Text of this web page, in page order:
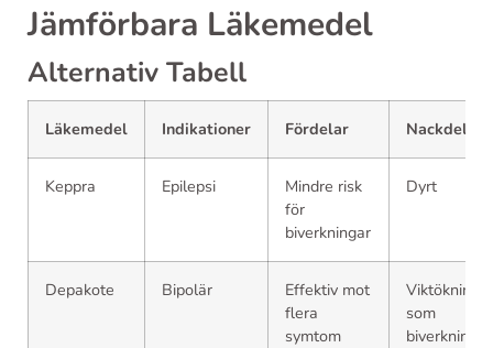
Jämförbara Läkemedel
Alternativ Tabell
Läkemedel Indikationer Fördelar Nackdelar
Keppra Epilepsi
Mindre risk
för
biverkningar
Dyrt
Depakote Bipolär
Effektiv mot
flera
symtom
Viktökning
som
biverkning